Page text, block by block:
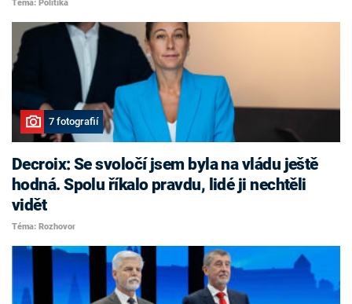
Téma: Politika
7 fotografií
Decroix: Se svoločí jsem byla na vládu ještě
hodná. Spolu říkalo pravdu, lidé ji nechtěli
vidět
Téma: Rozhovor